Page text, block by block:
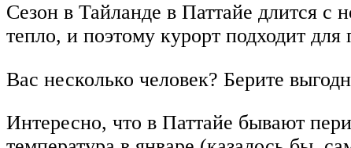
Сезон в Тайланде в Паттайе длится с
тепло, и поэтому курорт подходит
Вас несколько человек? Берите
Интересно, что в Паттайе бывают